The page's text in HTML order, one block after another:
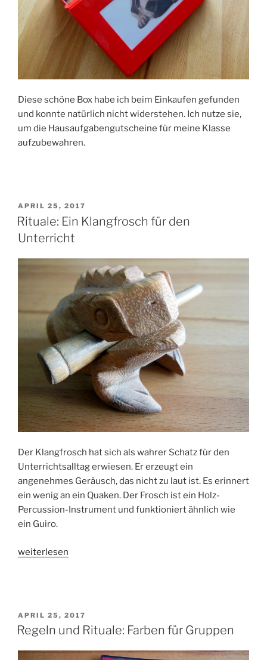
Diese schöne Box habe ich beim Einkaufen gefunden
und konnte natürlich nicht widerstehen. Ich nutze sie,
um die Hausaufgabengutscheine für meine Klasse
aufzubewahren.
VERÖFFENTLICHT
AM
APRIL 25, 2017
Rituale: Ein Klangfrosch für den
Unterricht
Der Klangfrosch hat sich als wahrer Schatz für den
Unterrichtsalltag erwiesen. Er erzeugt ein
angenehmes Geräusch, das nicht zu laut ist. Es erinnert
ein wenig an ein Quaken. Der Frosch ist ein Holz-
Percussion-Instrument und funktioniert ähnlich wie
ein Guiro.
„Rituale:
weiterlesen
VERÖFFENTLICHT
AM
APRIL 25, 2017
Regeln und Rituale: Farben für Gruppen